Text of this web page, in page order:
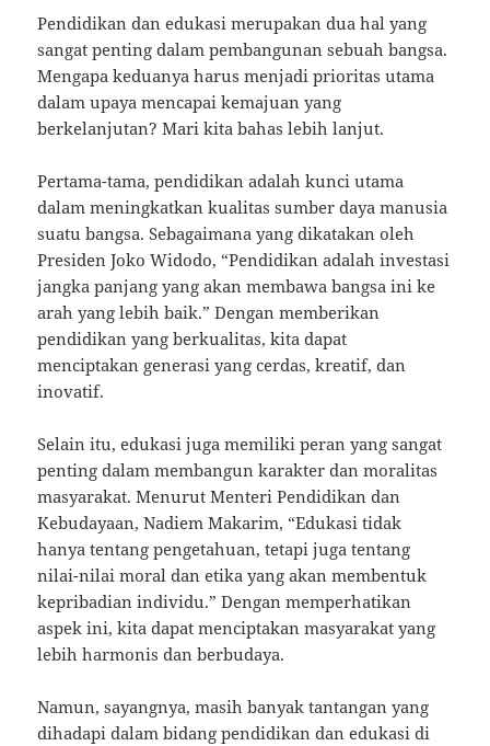
Pendidikan dan edukasi merupakan dua hal yang
sangat penting dalam pembangunan sebuah bangsa.
Mengapa keduanya harus menjadi prioritas utama
dalam upaya mencapai kemajuan yang
berkelanjutan? Mari kita bahas lebih lanjut.
Pertama-tama, pendidikan adalah kunci utama
dalam meningkatkan kualitas sumber daya manusia
suatu bangsa. Sebagaimana yang dikatakan oleh
Presiden Joko Widodo, “Pendidikan adalah investasi
jangka panjang yang akan membawa bangsa ini ke
arah yang lebih baik.” Dengan memberikan
pendidikan yang berkualitas, kita dapat
menciptakan generasi yang cerdas, kreatif, dan
inovatif.
Selain itu, edukasi juga memiliki peran yang sangat
penting dalam membangun karakter dan moralitas
masyarakat. Menurut Menteri Pendidikan dan
Kebudayaan, Nadiem Makarim, “Edukasi tidak
hanya tentang pengetahuan, tetapi juga tentang
nilai-nilai moral dan etika yang akan membentuk
kepribadian individu.” Dengan memperhatikan
aspek ini, kita dapat menciptakan masyarakat yang
lebih harmonis dan berbudaya.
Namun, sayangnya, masih banyak tantangan yang
dihadapi dalam bidang pendidikan dan edukasi di